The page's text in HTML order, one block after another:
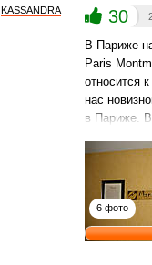
KASSANDRA 30
В Париже
Paris
относится
нас
в Париже.
6 фото